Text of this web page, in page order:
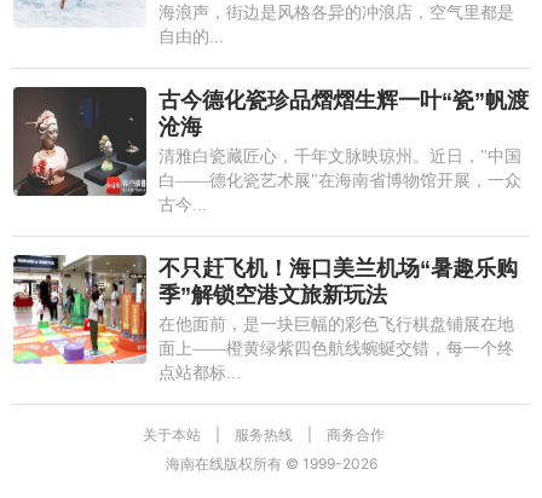
海浪声，街边是风格各异的冲浪店，空气里都是
自由的...
古今德化瓷珍品熠熠生辉一叶“瓷”帆渡
沧海
清雅白瓷藏匠心，千年文脉映琼州。近日，"中国
白——德化瓷艺术展"在海南省博物馆开展，一众
古今...
不只赶飞机！海口美兰机场“暑趣乐购
季”解锁空港文旅新玩法
在他面前，是一块巨幅的彩色飞行棋盘铺展在地
面上——橙黄绿紫四色航线蜿蜒交错，每一个终
点站都标...
关于本站 服务热线
商务合作
海南在线版权所有 © 1999-2026